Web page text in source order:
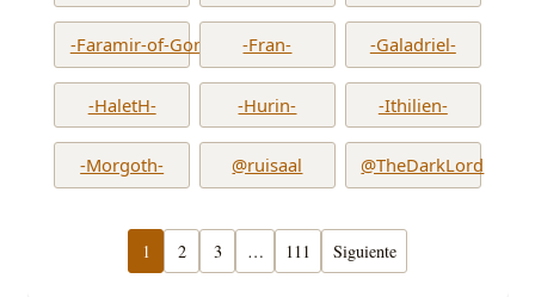
-Faramir-of-Gondor- -Fran- -Galadriel-
-HaletH- -Hurin- -Ithilien-
-Morgoth- @ruisaal @TheDarkLord
1 2 3 … 111 Siguiente